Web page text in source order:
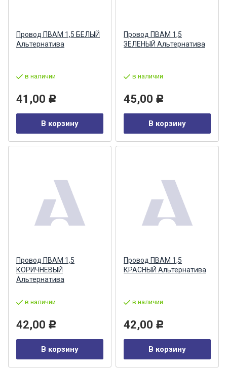
Провод ПВАМ 1,5 БЕЛЫЙ
Альтернатива
в наличии
41,00 Р
В корзину
Провод ПВАМ 1,5
ЗЕЛЕНЫЙ Альтернатива
в наличии
45,00 Р
В корзину
Провод ПВАМ 1,5
КОРИЧНЕВЫЙ
Альтернатива
в наличии
42,00 Р
В корзину
Провод ПВАМ 1,5
КРАСНЫЙ Альтернатива
в наличии
42,00 Р
В корзину